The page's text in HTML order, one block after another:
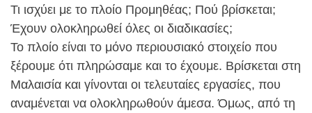
Τι ισχύει με το πλοίο Προμηθέας; Πού βρίσκεται;
Έχουν ολοκληρωθεί όλες οι διαδικασίες;
Το πλοίο είναι το μόνο περιουσιακό στοιχείο που
ξέρουμε ότι πληρώσαμε και το έχουμε. Βρίσκεται στη
Μαλαισία και γίνονται οι τελευταίες εργασίες, που
αναμένεται να ολοκληρωθούν άμεσα. Όμως, από τη